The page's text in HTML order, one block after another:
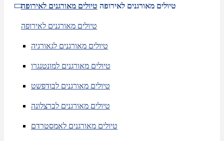
טיולים מאורגנים לאירופה טיולים מאורגנים לאירופה
טיולים מאורגנים לאירופה
טיולים מאורגנים לגאורגיה
טיולים מאורגנים למונטנגרו
טיולים מאורגנים לבודפשט
טיולים מאורגנים לברצלונה
טיולים מאורגנים לאמסטרדם